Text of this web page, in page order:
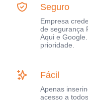
Seguro
Empresa
de segurança
Aqui e
prioridade.
Fácil
Apenas
acesso a